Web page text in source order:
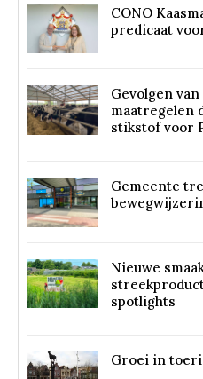
CONO
predicaat
Gevolgen
maatregelen
stikstof voor
Gemeente
Nieuwe
spotlights
Groei in